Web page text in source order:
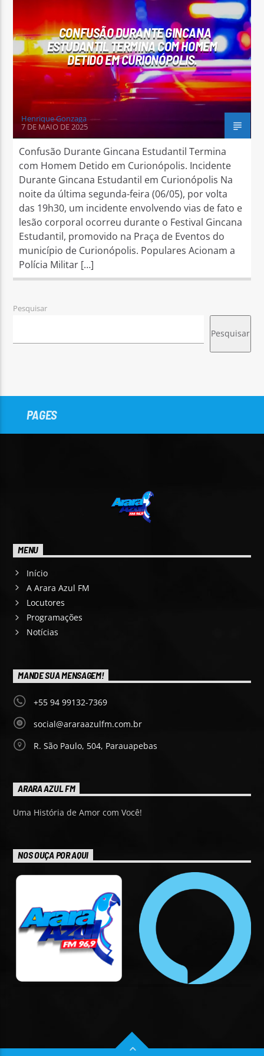
Arara Azul FM
CONFUSÃO DURANTE GINCANA
ESTUDANTIL TERMINA COM HOMEM
DETIDO EM CURIONÓPOLIS.
Henrique Gonzaga
7 DE MAIO DE 2025
Confusão Durante Gincana Estudantil Termina
com Homem Detido em Curionópolis. Incidente
Durante Gincana Estudantil em Curionópolis Na
noite da última segunda-feira (06/05), por volta
das 19h30, um incidente envolvendo vias de fato e
lesão corporal ocorreu durante o Festival Gincana
Estudantil, promovido na Praça de Eventos do
município de Curionópolis. Populares Acionam a
Polícia Militar […]
Pesquisar
Pesquisar
PAGES
MENU
Início
A Arara Azul FM
Locutores
Programações
Notícias
MANDE SUA MENSAGEM!
+55 94 99132-7369
social@araraazulfm.com.br
R. São Paulo, 504, Parauapebas
ARARA AZUL FM
Uma História de Amor com Você!
NOS OUÇA POR AQUI